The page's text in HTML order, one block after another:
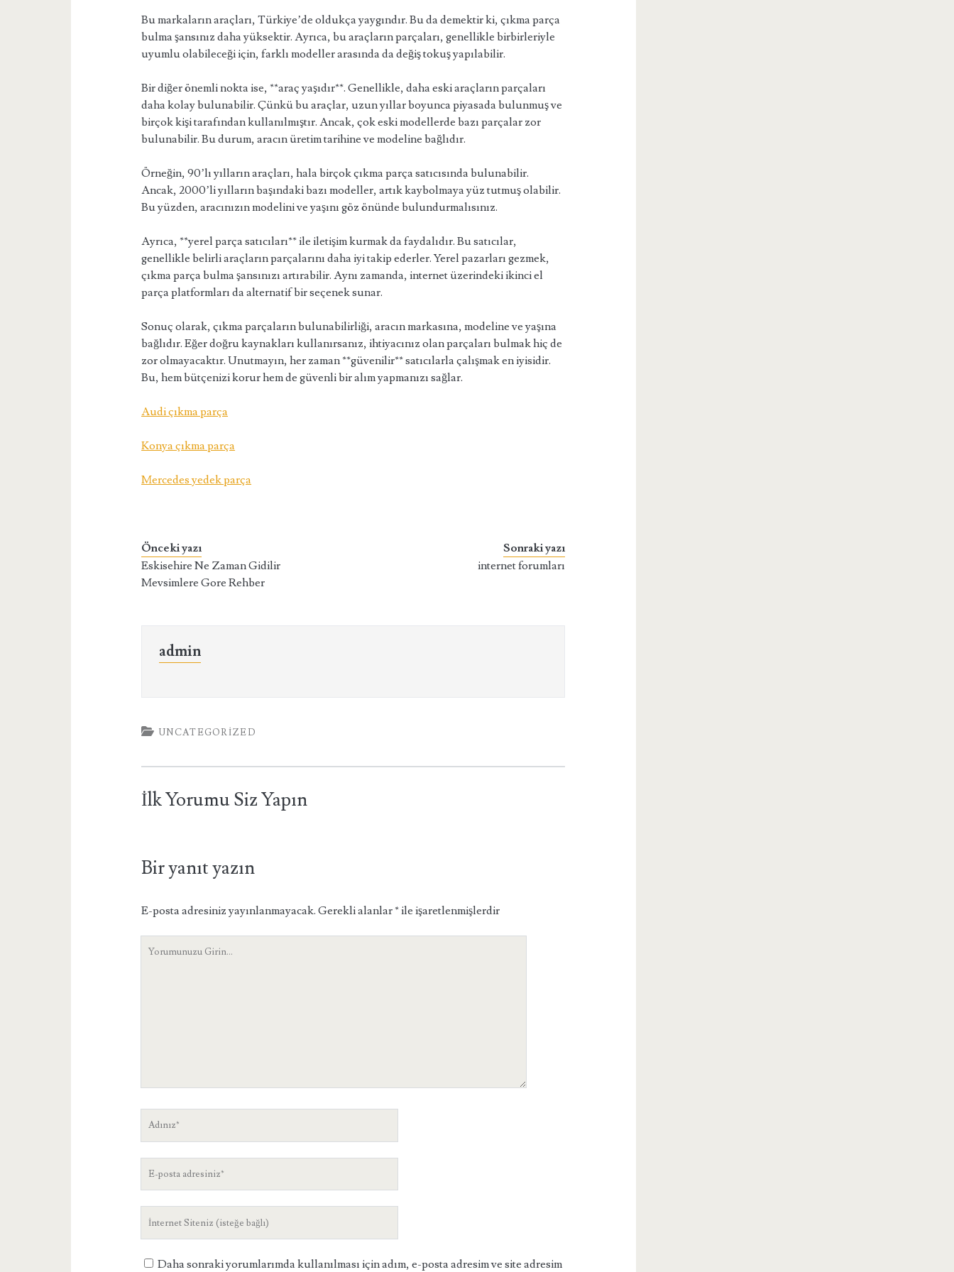
Bu markaların araçları, Türkiye’de oldukça yaygındır. Bu da demektir ki, çıkma parça
bulma şansınız daha yüksektir. Ayrıca, bu araçların parçaları, genellikle birbirleriyle
uyumlu olabileceği için, farklı modeller arasında da değiş tokuş yapılabilir.
Bir diğer önemli nokta ise, **araç yaşıdır**. Genellikle, daha eski araçların parçaları
daha kolay bulunabilir. Çünkü bu araçlar, uzun yıllar boyunca piyasada bulunmuş ve
birçok kişi tarafından kullanılmıştır. Ancak, çok eski modellerde bazı parçalar zor
bulunabilir. Bu durum, aracın üretim tarihine ve modeline bağlıdır.
Örneğin, 90’lı yılların araçları, hala birçok çıkma parça satıcısında bulunabilir.
Ancak, 2000’li yılların başındaki bazı modeller, artık kaybolmaya yüz tutmuş olabilir.
Bu yüzden, aracınızın modelini ve yaşını göz önünde bulundurmalısınız.
Ayrıca, **yerel parça satıcıları** ile iletişim kurmak da faydalıdır. Bu satıcılar,
genellikle belirli araçların parçalarını daha iyi takip ederler. Yerel pazarları gezmek,
çıkma parça bulma şansınızı artırabilir. Aynı zamanda, internet üzerindeki ikinci el
parça platformları da alternatif bir seçenek sunar.
Sonuç olarak, çıkma parçaların bulunabilirliği, aracın markasına, modeline ve yaşına
bağlıdır. Eğer doğru kaynakları kullanırsanız, ihtiyacınız olan parçaları bulmak hiç de
zor olmayacaktır. Unutmayın, her zaman **güvenilir** satıcılarla çalışmak en iyisidir.
Bu, hem bütçenizi korur hem de güvenli bir alım yapmanızı sağlar.
Audi çıkma parça
Konya çıkma parça
Mercedes yedek parça
Önceki yazı
Eskisehire Ne Zaman Gidilir
Mevsimlere Gore Rehber
Sonraki yazı
internet forumları
admin
UNCATEGORIZED
İlk Yorumu Siz Yapın
Bir yanıt yazın
E-posta adresiniz yayınlanmayacak. Gerekli alanlar*ile işaretlenmişlerdir
Yorumunuz
posta
Site
Daha sonraki yorumlarımda kullanılması için adım, e-posta adresim ve site adresim